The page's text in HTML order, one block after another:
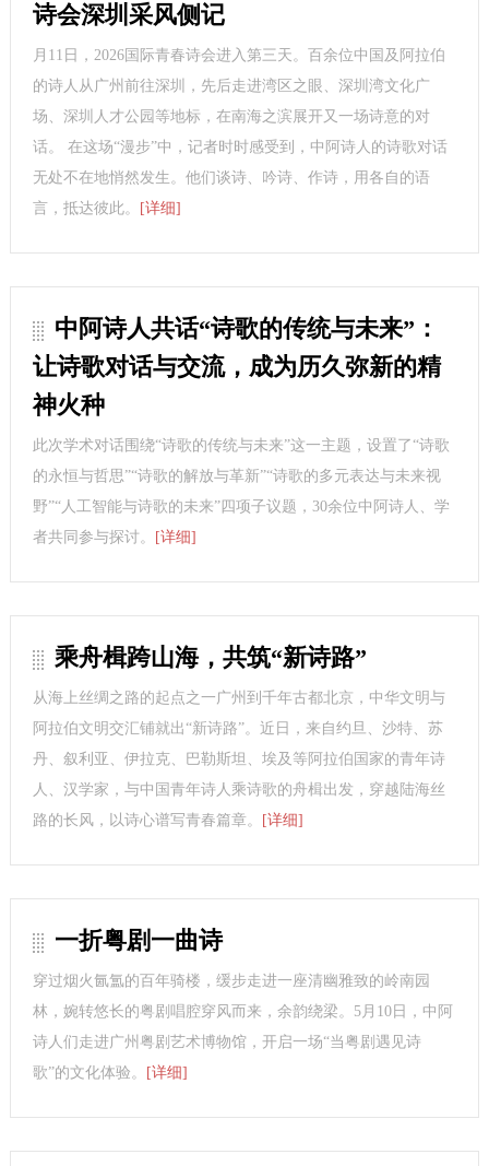
诗会深圳采风侧记
月11日，2026国际青春诗会进入第三天。百余位中国及阿拉伯
的诗人从广州前往深圳，先后走进湾区之眼、深圳湾文化广
场、深圳人才公园等地标，在南海之滨展开又一场诗意的对
话。 在这场“漫步”中，记者时时感受到，中阿诗人的诗歌对话
无处不在地悄然发生。他们谈诗、吟诗、作诗，用各自的语
言，抵达彼此。
[详细]
中阿诗人共话“诗歌的传统与未来”：
让诗歌对话与交流，成为历久弥新的精
神火种
此次学术对话围绕“诗歌的传统与未来”这一主题，设置了“诗歌
的永恒与哲思”“诗歌的解放与革新”“诗歌的多元表达与未来视
野”“人工智能与诗歌的未来”四项子议题，30余位中阿诗人、学
者共同参与探讨。
[详细]
乘舟楫跨山海，共筑“新诗路”
从海上丝绸之路的起点之一广州到千年古都北京，中华文明与
阿拉伯文明交汇铺就出“新诗路”。近日，来自约旦、沙特、苏
丹、叙利亚、伊拉克、巴勒斯坦、埃及等阿拉伯国家的青年诗
人、汉学家，与中国青年诗人乘诗歌的舟楫出发，穿越陆海丝
路的长风，以诗心谱写青春篇章。
[详细]
一折粤剧一曲诗
穿过烟火氤氲的百年骑楼，缓步走进一座清幽雅致的岭南园
林，婉转悠长的粤剧唱腔穿风而来，余韵绕梁。5月10日，中阿
诗人们走进广州粤剧艺术博物馆，开启一场“当粤剧遇见诗
歌”的文化体验。
[详细]